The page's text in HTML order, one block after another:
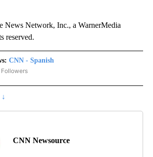
Network, Inc., a WarnerMedia
reserved.
CNN - Spanish
"CNN - SPANISH" TO RECEIVE NOTIFICATIONS ABOUT
CNN Newsource